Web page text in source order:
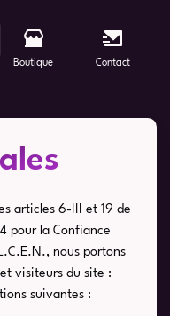
Boutique Contact
articles 6-III et 19 de
pour la Confiance
nous portons
visiteurs du site :
suivantes :